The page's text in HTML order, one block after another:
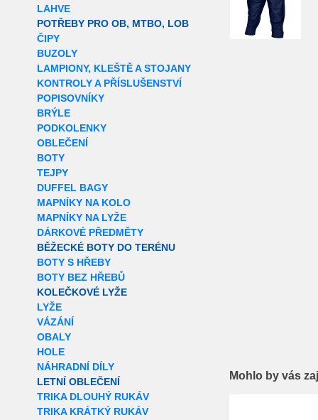
LAHVE
POTŘEBY PRO OB, MTBO, LOB
ČIPY
BUZOLY
LAMPIONY, KLEŠTĚ A STOJANY
KONTROLY A PŘÍSLUŠENSTVÍ
POPISOVNÍKY
BRÝLE
PODKOLENKY
OBLEČENÍ
BOTY
TEJPY
DUFFEL BAGY
MAPNÍKY NA KOLO
MAPNÍKY NA LYŽE
DÁRKOVÉ PŘEDMĚTY
BĚŽECKÉ BOTY DO TERÉNU
BOTY S HŘEBY
BOTY BEZ HŘEBŮ
KOLEČKOVÉ LYŽE
LYŽE
VÁZÁNÍ
OBALY
HOLE
NÁHRADNÍ DÍLY
LETNÍ OBLEČENÍ
TRIKA DLOUHÝ RUKÁV
TRIKA KRÁTKÝ RUKÁV
Mohlo by vás